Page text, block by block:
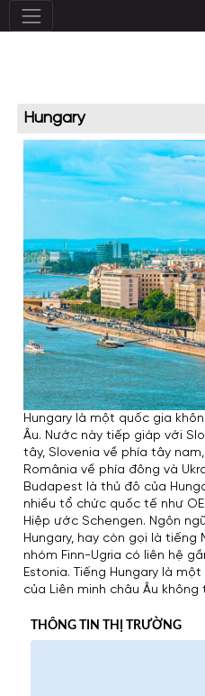
Hungary
Hungary là một quốc gia
Âu. Nước này tiếp giáp với
tây, Slovenia về phía tây
România về phía đông và
Budapest là thủ đô của
nhiều tổ chức quốc tế như
Hiệp ước Schengen. Ngôn
Hungary, hay còn gọi là
nhóm Finn-Ugria có liên hệ
Estonia. Tiếng Hungary là
của Liên minh châu Âu
THÔNG TIN THỊ TRƯỜNG